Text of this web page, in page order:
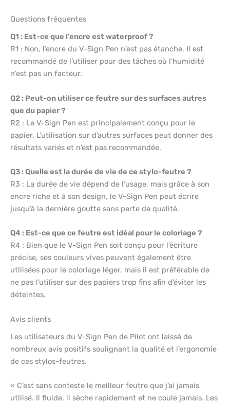
Questions fréquentes
Q1 : Est-ce que l’encre est waterproof ?
R1 : Non, l’encre du V-Sign Pen n’est pas étanche. Il est
recommandé de l’utiliser pour des tâches où l’humidité
n’est pas un facteur.
Q2 : Peut-on utiliser ce feutre sur des surfaces autres
que du papier ?
R2 : Le V-Sign Pen est principalement conçu pour le
papier. L’utilisation sur d’autres surfaces peut donner des
résultats variés et n’est pas recommandée.
Q3 : Quelle est la durée de vie de ce stylo-feutre ?
R3 : La durée de vie dépend de l’usage, mais grâce à son
encre riche et à son design, le V-Sign Pen peut écrire
jusqu’à la dernière goutte sans perte de qualité.
Q4 : Est-ce que ce feutre est idéal pour le coloriage ?
R4 : Bien que le V-Sign Pen soit conçu pour l’écriture
précise, ses couleurs vives peuvent également être
utilisées pour le coloriage léger, mais il est préférable de
ne pas l’utiliser sur des papiers trop fins afin d’éviter les
déteintes.
Avis clients
Les utilisateurs du V-Sign Pen de Pilot ont laissé de
nombreux avis positifs soulignant la qualité et l’ergonomie
de ces stylos-feutres.
« C’est sans conteste le meilleur feutre que j’ai jamais
utilisé. Il fluide, il sèche rapidement et ne coule jamais. Les